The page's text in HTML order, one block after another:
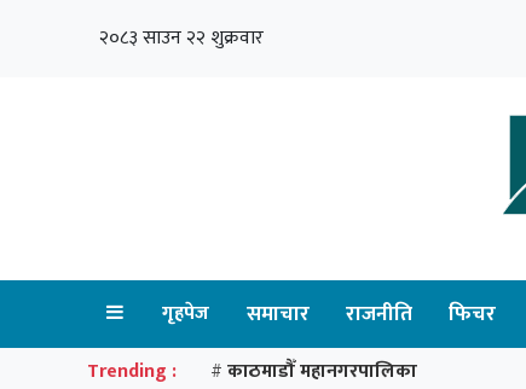
२०८३ साउन २२ शुक्रवार
गृहपेज समाचार राजनीति फिचर
Trending : # काठमाडौँ महानगरपालिका